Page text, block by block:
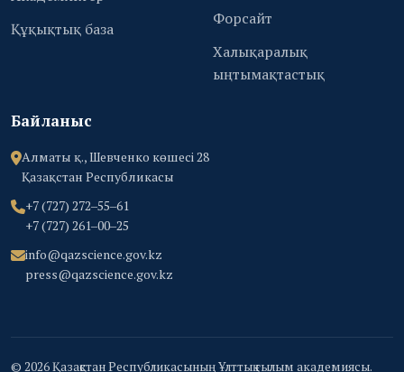
Құқықтық база
Форсайт
Халықаралық
ыңтымақтастық
Байланыс
Алматы қ., Шевченко көшесі 28
Қазақстан Республикасы
+7 (727) 272‒55‒61
+7 (727) 261‒00‒25
info@qazscience.gov.kz
press@qazscience.gov.kz
© 2026 Қазақстан Республикасының Ұлттық ғылым академиясы.